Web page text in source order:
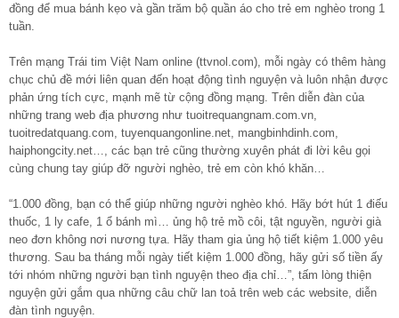
đồng để mua bánh kẹo và gần trăm bộ quần áo cho trẻ em nghèo trong 1
tuần.
Trên mạng Trái tim Việt Nam online (ttvnol.com), mỗi ngày có thêm hàng
chục chủ đề mới liên quan đến hoạt động tình nguyện và luôn nhận được
phản ứng tích cực, mạnh mẽ từ cộng đồng mạng. Trên diễn đàn của
những trang web địa phương như tuoitrequangnam.com.vn,
tuoitredatquang.com, tuyenquangonline.net, mangbinhdinh.com,
haiphongcity.net…, các bạn trẻ cũng thường xuyên phát đi lời kêu gọi
cùng chung tay giúp đỡ người nghèo, trẻ em còn khó khăn…
“1.000 đồng, bạn có thể giúp những người nghèo khó. Hãy bớt hút 1 điếu
thuốc, 1 ly cafe, 1 ổ bánh mì… ủng hộ trẻ mồ côi, tật nguyền, người già
neo đơn không nơi nương tựa. Hãy tham gia ủng hộ tiết kiệm 1.000 yêu
thương. Sau ba tháng mỗi ngày tiết kiệm 1.000 đồng, hãy gửi số tiền ấy
tới nhóm những người bạn tình nguyện theo địa chỉ…”, tấm lòng thiện
nguyện gửi gắm qua những câu chữ lan toả trên web các website, diễn
đàn tình nguyện.